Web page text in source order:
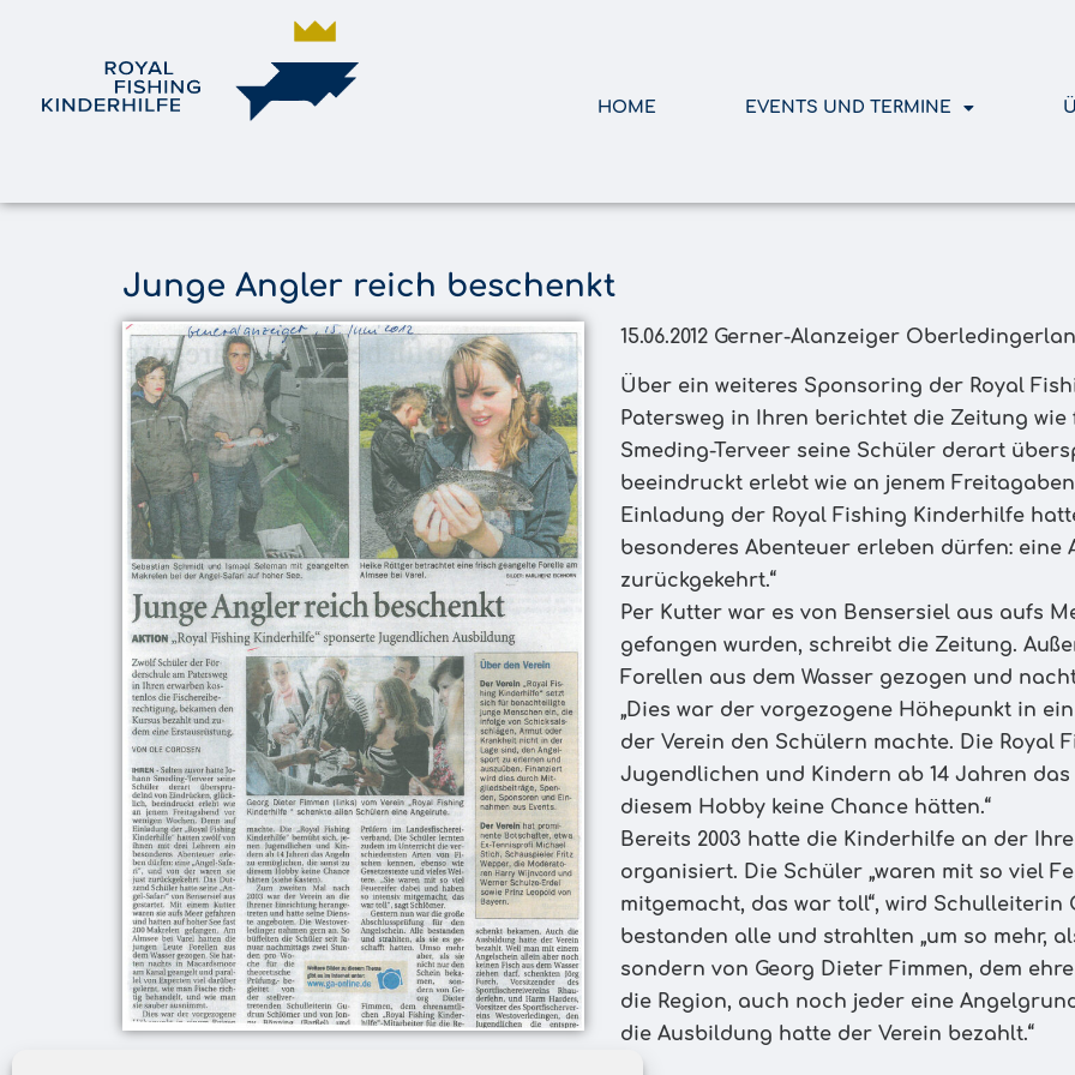
HOME EVENTS UND TERMINE
Junge Angler reich beschenkt
15.06.2012 Gerner-Alanzeiger
Über ein weiteres Sponsoring der Royal
Patersweg in Ihren berichtet die Zeitung
Smeding-Terveer seine Schüler derart
beeindruckt erlebt wie an jenem
Einladung der Royal Fishing Kinderhilfe
besonderes Abenteuer erleben dürfen:
zurückgekehrt.“
Per Kutter war es von Bensersiel aus aufs
gefangen wurden, schreibt die Zeitung.
Forellen aus dem Wasser gezogen und
„Dies war der vorgezogene Höhepunkt in
der Verein den Schülern machte. Die Royal
Jugendlichen und Kindern ab 14 Jahren
diesem Hobby keine Chance hätten.“
Bereits 2003 hatte die Kinderhilfe an der
organisiert. Die Schüler „waren mit so viel
mitgemacht, das war toll“, wird
bestanden alle und strahlten „um so mehr,
sondern von Georg Dieter Fimmen, dem
die Region, auch noch jeder eine
die Ausbildung hatte der Verein bezahlt.“